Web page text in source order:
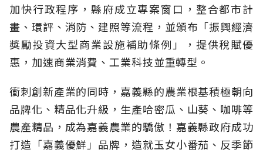
加快行政程序，縣府成立專案窗口，整合都市計
畫、環評、消防、建照等流程，並頒布「振興經濟
獎勵投資大型商業設施補助條例」，提供稅賦優
惠，加速商業消費、工業科技並重轉型。
衝刺創新產業的同時，嘉義縣的農業根基積極朝向
品牌化、精品化升級，生產哈密瓜、山葵、咖啡等
農產精品，成為嘉義農業的驕傲！嘉義縣政府成功
打造「嘉義優鮮」品牌，造就玉女小番茄、反季節